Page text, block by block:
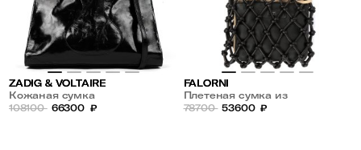
ZADIG & VOLTAIRE
Кожаная сумка
108100 66300 ₽
FALORNI
Плетеная сумка из
натуральной кожи
78700 53600 ₽